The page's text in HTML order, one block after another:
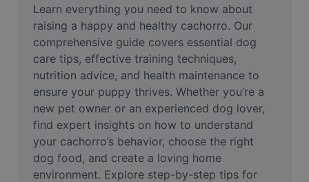
Criador de Memes
AI Text Remover
AI People Remover
AI Inpainting
Face Cutout
Vídeo
Learn everything you need to know about
raising a happy and healthy cachorro. Our
comprehensive guide covers essential dog
care tips, effective training techniques,
nutrition advice, and health maintenance to
ensure your puppy thrives. Whether you’re a
new pet owner or an experienced dog lover,
find expert insights on how to understand
your cachorro’s behavior, choose the right
dog food, and create a loving home
environment. Explore step-by-step tips for